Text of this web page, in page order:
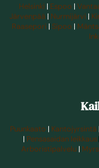
Helsinki | Espoo |
Järvenpää | Nurmijärvi |
Raasepori | Sipoo |
Puunkaato | Kantojyrsintä
| Pensasaidan leikkaus
Arboristipalvelu|